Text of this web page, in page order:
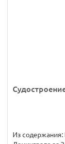
Из содержания: